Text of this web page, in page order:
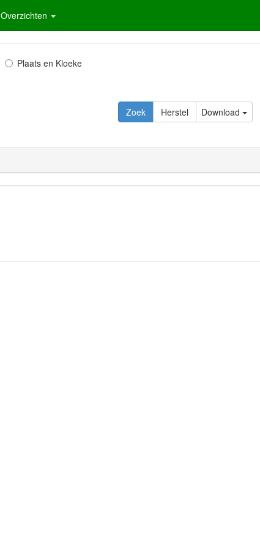
Overzichten
Plaats en Kloeke
Zoek Herstel Download